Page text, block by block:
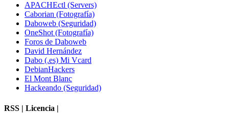
APACHEctl (Servers)
Caborian (Fotografía)
Daboweb (Seguridad)
OneShot (Fotografía)
Foros de Daboweb
David Hernández
Dabo (.es) Mi Vcard
DebianHackers
El Mont Blanc
Hackeando (Seguridad)
RSS | Licencia |